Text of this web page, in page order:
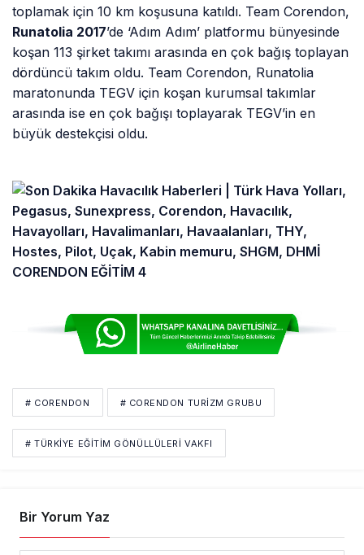
toplamak için 10 km koşusuna katıldı. Team Corendon,
Runatolia 2017’de ‘Adım Adım’ platformu bünyesinde
koşan 113 şirket takımı arasında en çok bağış toplayan
dördüncü takım oldu. Team Corendon, Runatolia
maratonunda TEGV için koşan kurumsal takımlar
arasında ise en çok bağışı toplayarak TEGV’in en
büyük destekçisi oldu.
# CORENDON # CORENDON TURIZM GRUBU
# TÜRKIYE EĞITIM GÖNÜLLÜLERI VAKFI
Bir Yorum Yaz